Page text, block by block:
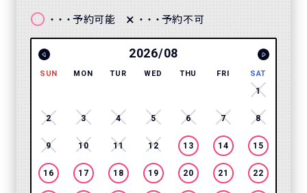
〇 ・・・ 予約可能 × ・・・ 予約不可
2026/08
SUN MON TUR WED THU FRI SAT
1
2 3 4 5 6 7 8
9 10 11 12 13 14 15
16 17 18 19 20 21 22
SUN
13
20